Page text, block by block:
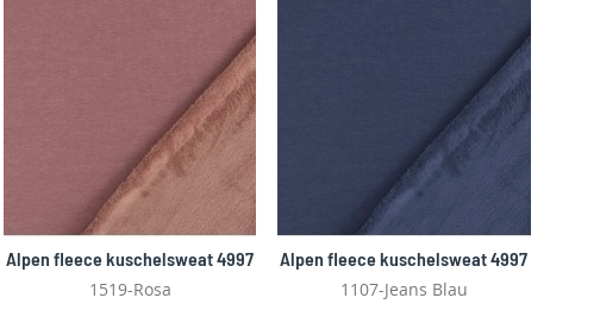
Alpen fleece kuschelsweat 4997
1519-Rosa
Alpen fleece kuschelsweat 4997
1107-Jeans Blau